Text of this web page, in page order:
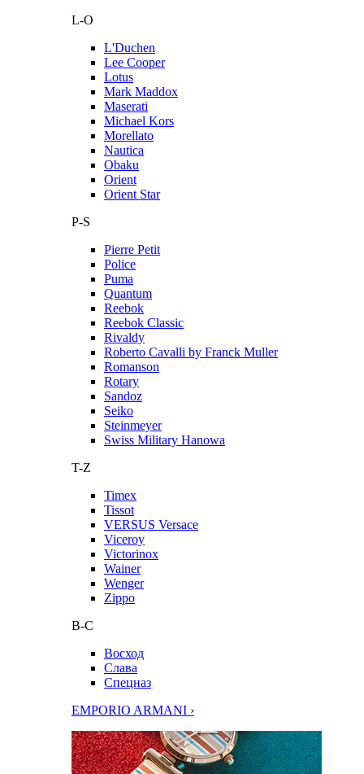
L-O
L'Duchen
Lee Cooper
Lotus
Mark Maddox
Maserati
Michael Kors
Morellato
Nautica
Obaku
Orient
Orient Star
P-S
Pierre Petit
Police
Puma
Quantum
Reebok
Reebok Classic
Rivaldy
Roberto Cavalli by Franck Muller
Romanson
Rotary
Sandoz
Seiko
Steinmeyer
Swiss Military Hanowa
T-Z
Timex
Tissot
VERSUS Versace
Viceroy
Victorinox
Wainer
Wenger
Zippo
В-С
Восход
Слава
Спецназ
EMPORIO ARMANI ›